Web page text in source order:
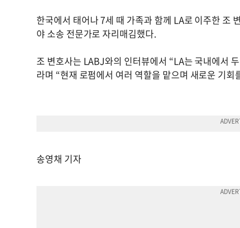
한국에서 태어나 7세 때 가족과 함께 LA로 이주한 조
야 소송 전문가로 자리매김했다.
조 변호사는 LABJ와의 인터뷰에서 “LA는 국내에서
라며 “현재 로펌에서 여러 역할을 맡으며 새로운 기회
송영채 기자